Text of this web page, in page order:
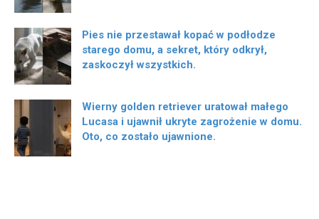
Pies nie przestawał kopać w podłodze
starego domu, a sekret, który odkrył,
zaskoczył wszystkich.
Wierny golden retriever uratował małego
Lucasa i ujawnił ukryte zagrożenie w domu.
Oto, co zostało ujawnione.